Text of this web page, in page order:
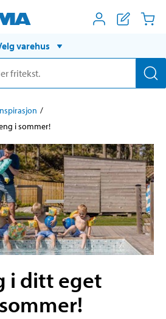
varehus
i sommer!
i ditt eget